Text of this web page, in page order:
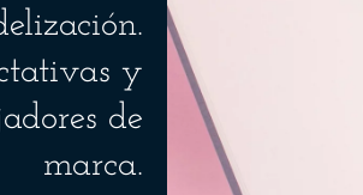
y
de
marca.